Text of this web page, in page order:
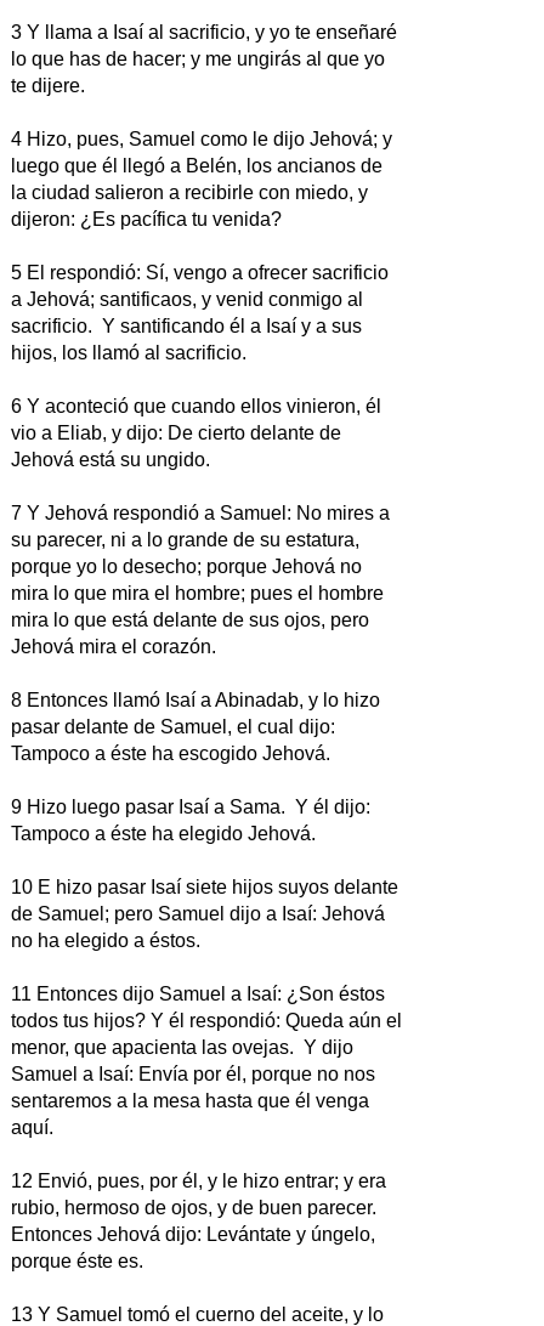
3 Y llama a Isaí al sacrificio, y yo te enseñaré
lo que has de hacer; y me ungirás al que yo
te dijere.
4 Hizo, pues, Samuel como le dijo Jehová; y
luego que él llegó a Belén, los ancianos de
la ciudad salieron a recibirle con miedo, y
dijeron: ¿Es pacífica tu venida?
5 El respondió: Sí, vengo a ofrecer sacrificio
a Jehová; santificaos, y venid conmigo al
sacrificio. Y santificando él a Isaí y a sus
hijos, los llamó al sacrificio.
6 Y aconteció que cuando ellos vinieron, él
vio a Eliab, y dijo: De cierto delante de
Jehová está su ungido.
7 Y Jehová respondió a Samuel: No mires a
su parecer, ni a lo grande de su estatura,
porque yo lo desecho; porque Jehová no
mira lo que mira el hombre; pues el hombre
mira lo que está delante de sus ojos, pero
Jehová mira el corazón.
8 Entonces llamó Isaí a Abinadab, y lo hizo
pasar delante de Samuel, el cual dijo:
Tampoco a éste ha escogido Jehová.
9 Hizo luego pasar Isaí a Sama. Y él dijo:
Tampoco a éste ha elegido Jehová.
10 E hizo pasar Isaí siete hijos suyos delante
de Samuel; pero Samuel dijo a Isaí: Jehová
no ha elegido a éstos.
11 Entonces dijo Samuel a Isaí: ¿Son éstos
todos tus hijos? Y él respondió: Queda aún el
menor, que apacienta las ovejas. Y dijo
Samuel a Isaí: Envía por él, porque no nos
sentaremos a la mesa hasta que él venga
aquí.
12 Envió, pues, por él, y le hizo entrar; y era
rubio, hermoso de ojos, y de buen parecer.
Entonces Jehová dijo: Levántate y úngelo,
porque éste es.
13 Y Samuel tomó el cuerno del aceite, y lo